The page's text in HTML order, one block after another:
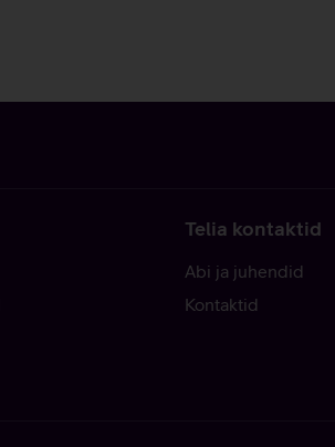
Telia kontaktid
Abi ja juhendid
Kontaktid